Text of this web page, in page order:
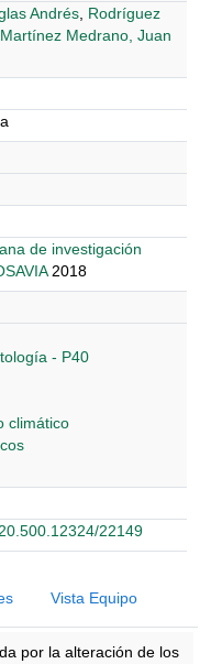
Andrés Rodríguez
Martínez Medrano, Juan
de investigación
2018
- P40
climático
22149
Vista Equipo
por la alteración de los